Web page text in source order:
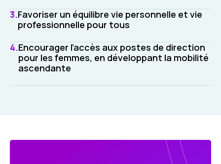
Favoriser un équilibre vie personnelle et vie
professionnelle pour tous
Encourager l’accès aux postes de direction
pour les femmes, en développant la mobilité
ascendante